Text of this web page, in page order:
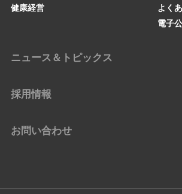
健康経営
よく
電子
ニュース＆トピックス
採用情報
お問い合わせ